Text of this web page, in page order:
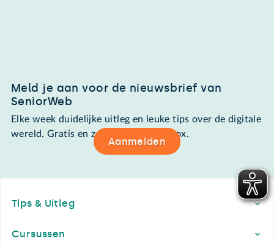
Meld je aan voor de nieuwsbrief van
SeniorWeb
Elke week duidelijke uitleg en leuke tips over de digitale
wereld. Gratis en zomaar in de mailbox.
Aanmelden
Tips & Uitleg
Cursussen